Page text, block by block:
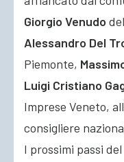
Giorgio Venudo
Alessandro Del
Piemonte,
Luigi Cristiano
Imprese Veneto,
consigliere
I prossimi passi